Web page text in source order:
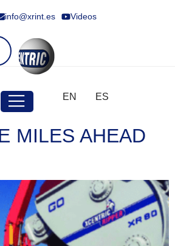
info@xrint.es Videos
EN ES
MILES AHEAD